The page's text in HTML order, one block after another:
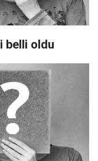
belli oldu